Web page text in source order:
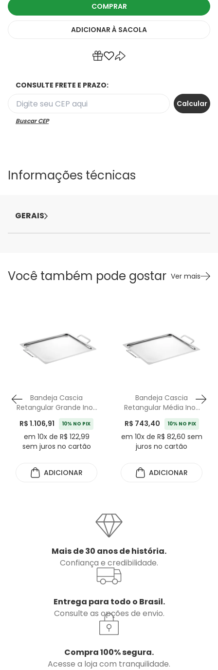
COMPRAR
ADICIONAR À SACOLA
CONSULTE FRETE E PRAZO:
Buscar CEP
Informações técnicas
GERAIS
Você também pode gostar Ver mais
Bandeja Cascia
Retangular Grande Inox
Riva - 51cm
R$ 1.106,91 10% NO PIX
em 10x de R$ 122,99
sem juros no cartão
ADICIONAR
Bandeja Cascia
Retangular Média Inox
Riva - 48cm
R$ 743,40 10% NO PIX
em 10x de R$ 82,60 sem
juros no cartão
ADICIONAR
Mais de 30 anos de história.
Confiança e credibilidade.
Entrega para todo o Brasil.
Consulte as opções de envio.
Compra 100% segura.
Acesse a loja com tranquilidade.